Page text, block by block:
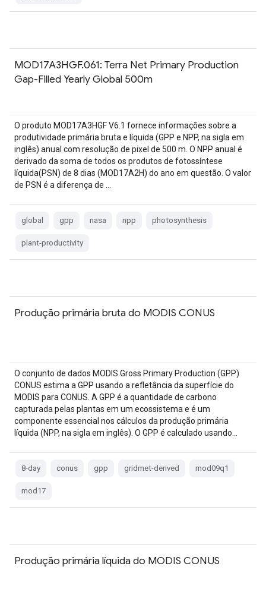
MOD17A3HGF.061: Terra Net Primary Production
Gap-Filled Yearly Global 500m
O produto MOD17A3HGF V6.1 fornece informações sobre a
produtividade primária bruta e líquida (GPP e NPP, na sigla em
inglês) anual com resolução de pixel de 500 m. O NPP anual é
derivado da soma de todos os produtos de fotossíntese
líquida(PSN) de 8 dias (MOD17A2H) do ano em questão. O valor
de PSN é a diferença de …
global gpp nasa npp photosynthesis
plant-productivity
Produção primária bruta do MODIS CONUS
O conjunto de dados MODIS Gross Primary Production (GPP)
CONUS estima a GPP usando a refletância da superfície do
MODIS para CONUS. A GPP é a quantidade de carbono
capturada pelas plantas em um ecossistema e é um
componente essencial nos cálculos da produção primária
líquida (NPP, na sigla em inglês). O GPP é calculado usando…
8-day conus gpp gridmet-derived mod09q1
mod17
Produção primária líquida do MODIS CONUS